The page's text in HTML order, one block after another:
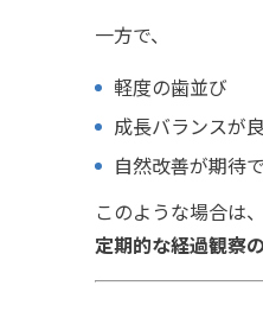
一方で、
軽度の歯並び
成長バランスが
自然改善が期待
このような場合は、
定期的な経過観察